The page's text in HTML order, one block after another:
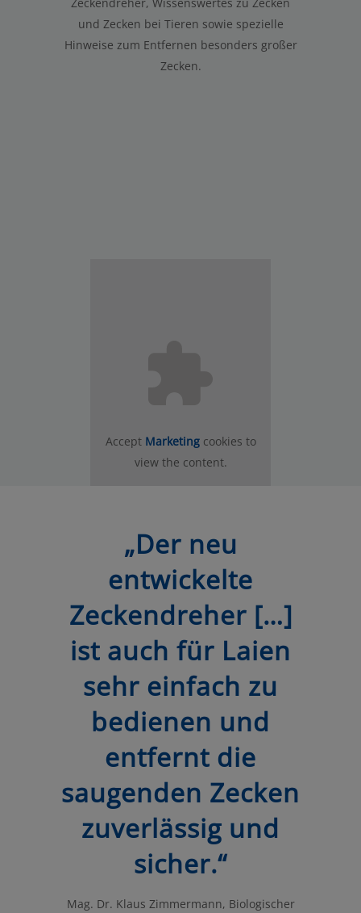
und Zecken bei Tieren sowie spezielle
Hinweise zum Entfernen besonders großer
Zecken.
Accept Marketingcookies to
view the content.
„Der neu
entwickelte
Zeckendreher […]
ist auch für Laien
sehr einfach zu
bedienen und
entfernt die
saugenden Zecken
zuverlässig und
sicher.“
Mag. Dr. Klaus Zimmermann, Biologischer